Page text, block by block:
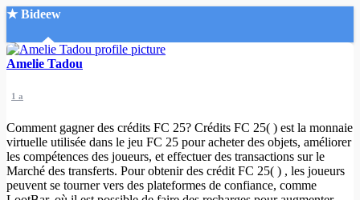
★ Bideew
Accueil
Recherche Avancée
Amelie Tadou
1 a
Comment gagner des crédits FC 25? Crédits FC 25( ) est la monnaie
virtuelle utilisée dans le jeu FC 25 pour acheter des objets, améliorer
les compétences des joueurs, et effectuer des transactions sur le
Marché des transferts. Pour obtenir des crédit FC 25( ) , les joueurs
peuvent se tourner vers des plateformes de confiance, comme